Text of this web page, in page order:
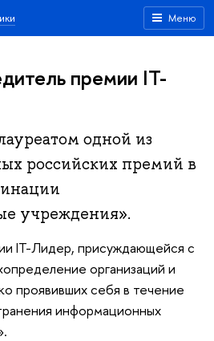
Меню
премии IT-
одной из
российских премий в
учреждения».
IT-Лидер, присуждающейся с
организаций и
проявивших себя в течение
информационных